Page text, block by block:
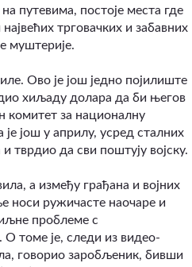
путевима, постоје места где
трговачких и забавних
муштерије.
Ово је још једно појилиште
хиљаду долара да би његов
комитет за националну
још у априлу, усред сталних
тврдио да сви поштују војску.
а између грађана и војних
носи ружичасте наочаре и
проблеме с
томе је, следи из видео-
говорио заробљеник, бивши